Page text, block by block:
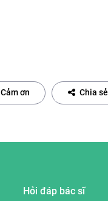
Cảm ơn Chia sẻ
Hỏi đáp bác sĩ